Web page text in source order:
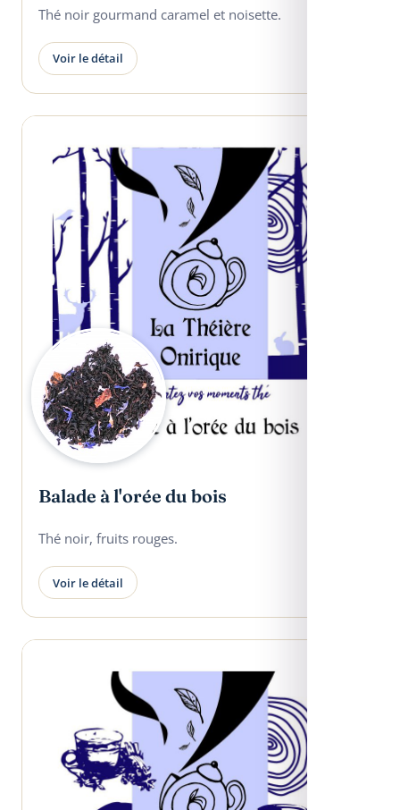
Thé noir gourmand caramel et noisette.
Voir le détail
Balade à l'orée du bois
Thé noir, fruits rouges.
Voir le détail